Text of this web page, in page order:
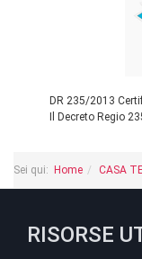
DR 235/2013
Il Decreto Regio
Sei qui: Home CASA
RISORSE